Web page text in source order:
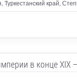
край,
в конце XIX